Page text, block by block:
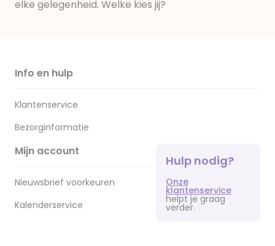
elke gelegenheid. Welke kies jij?
Info en hulp
Klantenservice
Bezorginformatie
Mijn account
Nieuwsbrief voorkeuren
Kalenderservice
Hulp nodig?
Onze
klantenservice
helpt je graag
verder.